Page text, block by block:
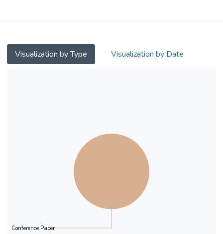
2010; 袁暉 2010).本文提出一個假設:句子
成份的語體的一致性會影響句子的語法.以剛
調查研究,邀請粵語母語使用者就含不同名詞
短句的句子進行評分,從分析調查結果來驗
證“數 - 量 - 名”結構語體的一致性與句子的
可接受程度和合法性是否相關.
本文提出以下論點:( 一 ) 張伯江 (2007),馮勝
利 (2010) 等學者指現代漢語有不同的語體,
為粵語也是一樣 : 量詞以及與之相關的指示
Visualization by Type Visualization by Date
Conference Paper